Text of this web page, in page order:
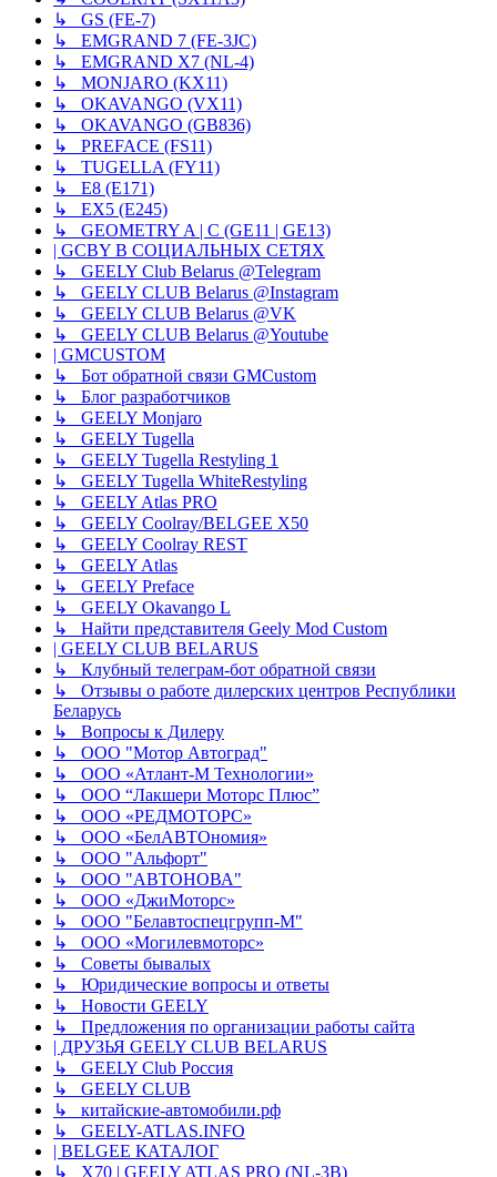
↳ GS (FE-7)
↳ EMGRAND 7 (FE-3JC)
↳ EMGRAND X7 (NL-4)
↳ MONJARO (KX11)
↳ OKAVANGO (VX11)
↳ OKAVANGO (GB836)
↳ PREFACE (FS11)
↳ TUGELLA (FY11)
↳ E8 (E171)
↳ EX5 (E245)
↳ GEOMETRY A | C (GE11 | GE13)
| GCBY В СОЦИАЛЬНЫХ СЕТЯХ
↳ GEELY Club Belarus @Telegram
↳ GEELY CLUB Belarus @Instagram
↳ GEELY CLUB Belarus @VK
↳ GEELY CLUB Belarus @Youtube
| GMCUSTOM
↳ Бот обратной связи GMCustom
↳ Блог разработчиков
↳ GEELY Monjaro
↳ GEELY Tugella
↳ GEELY Tugella Restyling 1
↳ GEELY Tugella WhiteRestyling
↳ GEELY Atlas PRO
↳ GEELY Coolray/BELGEE X50
↳ GEELY Coolray REST
↳ GEELY Atlas
↳ GEELY Preface
↳ GEELY Okavango L
↳ Найти представителя Geely Mod Custom
| GEELY CLUB BELARUS
↳ Клубный телеграм-бот обратной связи
↳ Отзывы о работе дилерских центров Республики
Беларусь
↳ Вопросы к Дилеру
↳ ООО "Мотор Автоград"
↳ ООО «Атлант-М Технологии»
↳ ООО “Лакшери Моторс Плюс”
↳ ООО «РЕДМОТОРС»
↳ ООО «БелАВТОномия»
↳ ООО "Альфорт"
↳ ООО "АВТОНОВА"
↳ ООО «ДжиМоторс»
↳ ООО "Белавтоспецгрупп-М"
↳ ООО «Могилевмоторс»
↳ Советы бывалых
↳ Юридические вопросы и ответы
↳ Новости GEELY
↳ Предложения по организации работы сайта
| ДРУЗЬЯ GEELY CLUB BELARUS
↳ GEELY Club Россия
↳ GEELY CLUB
↳ китайские-автомобили.рф
↳ GEELY-ATLAS.INFO
| BELGEE КАТАЛОГ
↳ X70 | GEELY ATLAS PRO (NL-3B)